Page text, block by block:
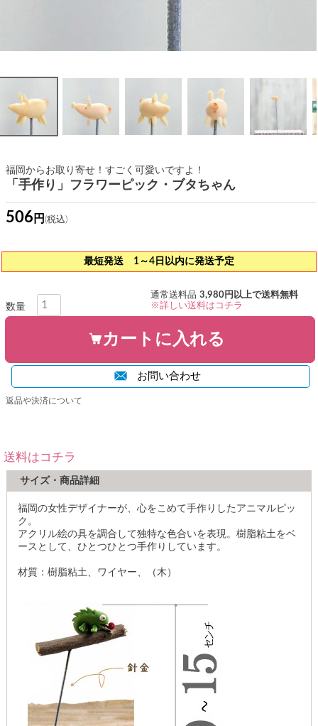
福岡からお取り寄せ！すごく可愛いですよ！
「手作り」フラワーピック・ブタちゃん
506
最短発送 1～4日以内に発送予定
通常送料品 3,980円以上で送料無料
※詳しい送料はコチラ
カートに入れる
お問い合わせ
返品や決済について
送料はコチラ
サイズ・商品詳細
福岡の女性デザイナーが、心をこめて手作りしたアニマルピッ
ク。
アクリル絵の具を調合して独特な色合いを表現。樹脂粘土をベ
ースとして、ひとつひとつ手作りしています。
材質：樹脂粘土、ワイヤー、（木）